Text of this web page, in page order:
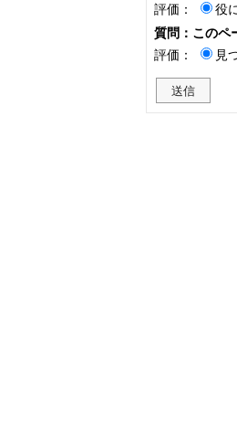
評価：
役
質問：このペ
評価：
見